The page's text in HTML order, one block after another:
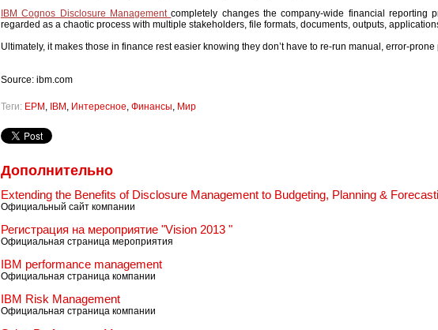
IBM Cognos Disclosure Managementcompletely changes the company-wide financial reporting
regarded as a chaotic process with multiple stakeholders, file formats, documents, outputs,
Ultimately, it makes those in finance rest easier knowing they don’t have to re-run manual, error-prone
Source: ibm.com
Теги: EPM , IBM , Интересное, Финансы, Мир
Дополнительно
Extending the Benefits of Disclosure Management to Budgeting, Planning &
Официальный сайт компании
Регистрация на мероприятие "Vision 2013 "
Официальная страница мероприятия
IBM performance management
Официальная страница компании
IBM Risk Management
Официальная страница компании